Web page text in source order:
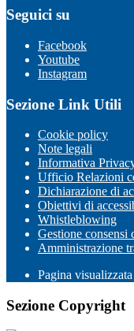
Seguici su
Facebook
Youtube
Instagram
Sezione Link Utili
Cookie policy
Note legali
Informativa
Ufficio Relazioni
Dichiarazione di
Obiettivi di
Whistleblowing
Gestione consensi
Amministrazione
Pagina visualizzata
Sezione Copyright